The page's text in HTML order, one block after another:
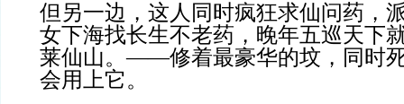
但另一边，这人同时疯狂求仙问药，
女下海找长生不老药，晚年五巡天下
莱仙山。——修着最豪华的坟，同时
会用上它。